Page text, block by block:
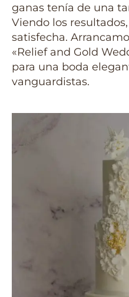
ganas tenía de una
Viendo los
satisfecha.
«Relief and Gold
para una boda
vanguardistas.